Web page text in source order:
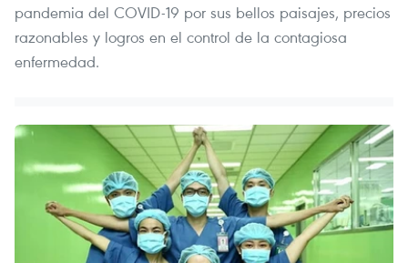
pandemia del COVID-19 por sus bellos paisajes, precios
razonables y logros en el control de la contagiosa
enfermedad.